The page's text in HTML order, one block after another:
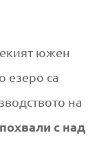
южен
езеро са
на
с над